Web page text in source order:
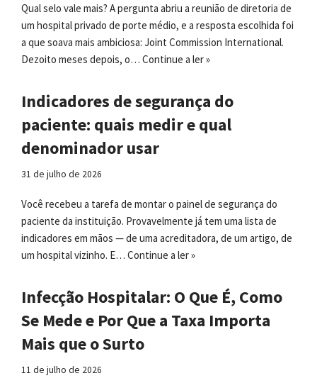
Qual selo vale mais? A pergunta abriu a reunião de diretoria de
um hospital privado de porte médio, e a resposta escolhida foi
a que soava mais ambiciosa: Joint Commission International.
Dezoito meses depois, o… Continue a ler »
Indicadores de segurança do
paciente: quais medir e qual
denominador usar
31 de julho de 2026
Você recebeu a tarefa de montar o painel de segurança do
paciente da instituição. Provavelmente já tem uma lista de
indicadores em mãos — de uma acreditadora, de um artigo, de
um hospital vizinho. E… Continue a ler »
Infecção Hospitalar: O Que É, Como
Se Mede e Por Que a Taxa Importa
Mais que o Surto
11 de julho de 2026